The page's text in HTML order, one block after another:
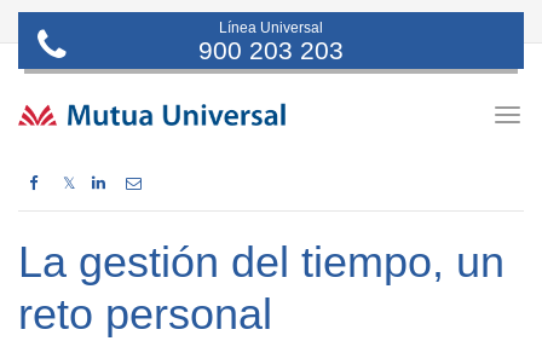
Línea Universal
900 203 203
𝕏
La gestión del tiempo, un
reto personal